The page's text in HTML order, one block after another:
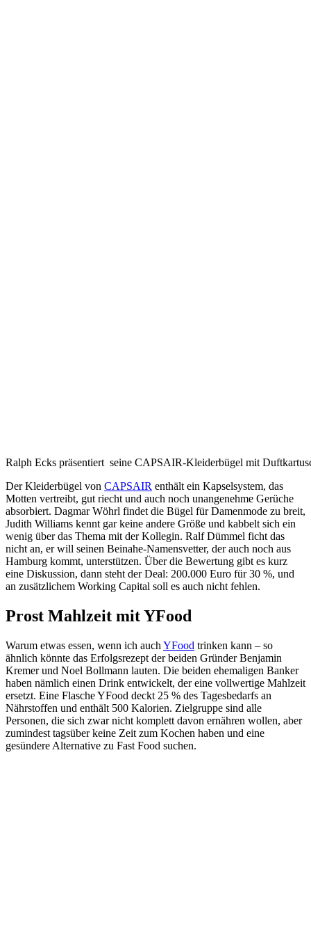
Ralph Ecks präsentiert seine CAPSAIR-Kleiderbügel mit
Der Kleiderbügel von CAPSAIR enthält ein Kapselsystem, das
Motten vertreibt, gut riecht und auch noch unangenehme Gerüche
absorbiert. Dagmar Wöhrl findet die Bügel für Damenmode zu breit,
Judith Williams kennt gar keine andere Größe und kabbelt sich ein
wenig über das Thema mit der Kollegin. Ralf Dümmel ficht das
nicht an, er will seinen Beinahe-Namensvetter, der auch noch aus
Hamburg kommt, unterstützen. Über die Bewertung gibt es kurz
eine Diskussion, dann steht der Deal: 200.000 Euro für 30 %, und
an zusätzlichem Working Capital soll es auch nicht fehlen.
Prost Mahlzeit mit YFood
Warum etwas essen, wenn ich auch YFood trinken kann – so
ähnlich könnte das Erfolgsrezept der beiden Gründer Benjamin
Kremer und Noel Bollmann lauten. Die beiden ehemaligen Banker
haben nämlich einen Drink entwickelt, der eine vollwertige Mahlzeit
ersetzt. Eine Flasche YFood deckt 25 % des Tagesbedarfs an
Nährstoffen und enthält 500 Kalorien. Zielgruppe sind alle
Personen, die sich zwar nicht komplett davon ernähren wollen, aber
zumindest tagsüber keine Zeit zum Kochen haben und eine
gesündere Alternative zu Fast Food suchen.